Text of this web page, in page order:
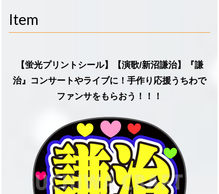
Item
【蛍光プリントシール】【演歌/新沼謙治】『謙
治』コンサートやライブに！手作り応援うちわで
ファンサをもらおう！！！